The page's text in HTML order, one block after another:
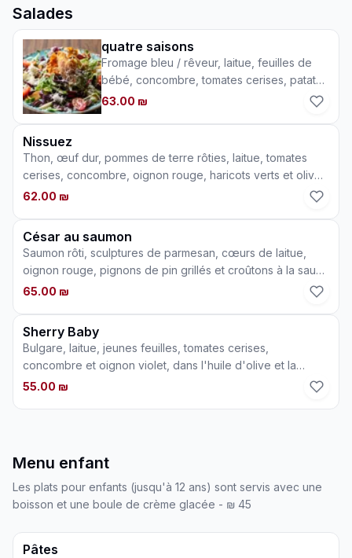
Salades
quatre saisons
Fromage bleu / rêveur, laitue, feuilles de
bébé, concombre, tomates cerises, patate
douce, fruits de saison, pacanes chinoises
63.00 ₪
Nissuez
Thon, œuf dur, pommes de terre rôties, laitue, tomates
cerises, concombre, oignon rouge, haricots verts et olives
Kalamata dans une vinaigrette au citron
62.00 ₪
César au saumon
Saumon rôti, sculptures de parmesan, cœurs de laitue,
oignon rouge, pignons de pin grillés et croûtons à la sauce
César
65.00 ₪
Sherry Baby
Bulgare, laitue, jeunes feuilles, tomates cerises,
concombre et oignon violet, dans l'huile d'olive et la
sauce au citron
55.00 ₪
Menu enfant
Les plats pour enfants (jusqu'à 12 ans) sont servis avec une
boisson et une boule de crème glacée - ₪ 45
Pâtes